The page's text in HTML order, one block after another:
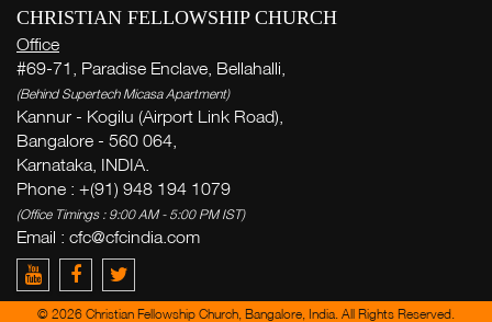
CHRISTIAN FELLOWSHIP CHURCH
Office
#69-71, Paradise Enclave, Bellahalli,
(Behind Supertech Micasa Apartment)
Kannur - Kogilu (Airport Link Road),
Bangalore - 560 064,
Karnataka, INDIA.
Phone : +(91) 948 194 1079
(Office Timings : 9:00 AM - 5:00 PM IST)
Email : cfc@cfcindia.com
© 2026 Christian Fellowship Church, Bangalore, India. All Rights Reserved.